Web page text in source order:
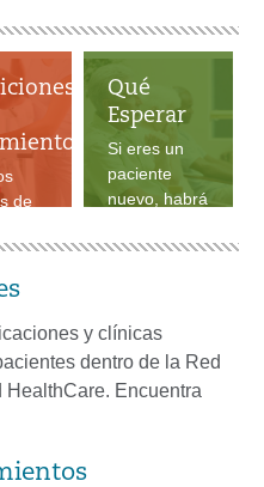
de
de
Qué
Esperar
Si eres un
paciente
nuevo, habrá
que podrás
que deberás
y clínicas
dentro de la Red
Encuentra